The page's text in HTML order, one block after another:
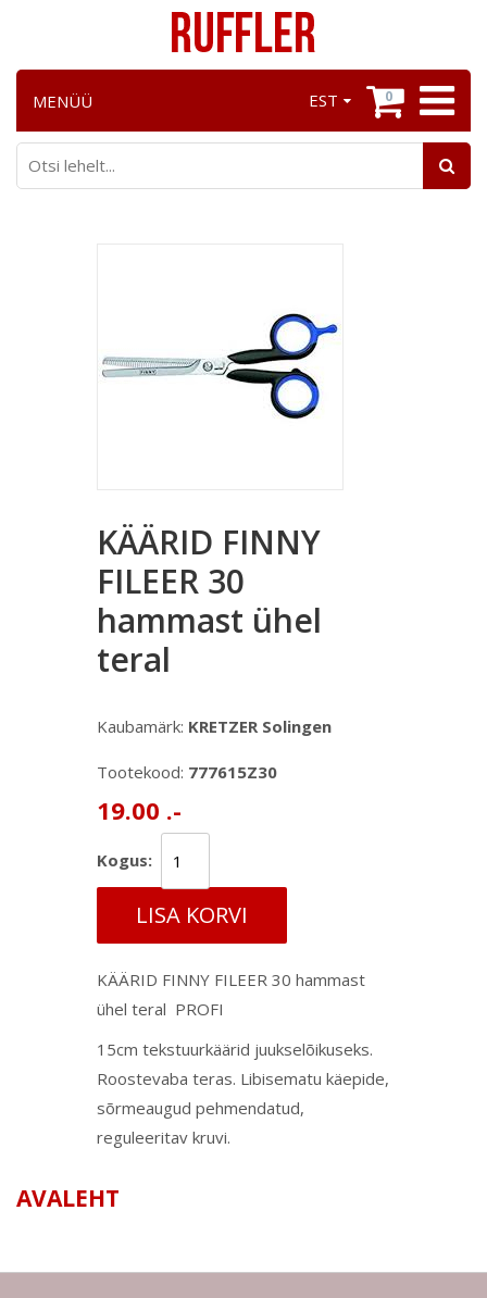
EST 0
MENÜÜ
KÄÄRID FINNY
FILEER 30
hammast ühel
teral
Kaubamärk: KRETZER Solingen
Tootekood: 777615Z30
19.00 .-
Kogus:
LISA KORVI
KÄÄRID FINNY FILEER 30 hammast
ühel teral PROFI
15cm tekstuurkäärid juukselõikuseks.
Roostevaba teras. Libisematu käepide,
sõrmeaugud pehmendatud,
reguleeritav kruvi.
AVALEHT